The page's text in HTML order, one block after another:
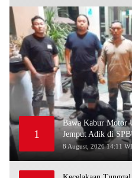
1
Bawa Kabur Motor
Jemput Adik di
8 August, 2026 14:11